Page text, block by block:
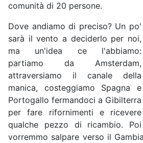
comunità di 20 persone.
Dove andiamo di preciso? Un po'
sarà il vento a deciderlo per noi,
ma un'idea ce l'abbiamo:
partiamo da Amsterdam,
attraversiamo il canale della
manica, costeggiamo Spagna e
Portogallo fermandoci a Gibilterra
per fare rifornimenti e ricevere
qualche pezzo di ricambio. Poi
vorremmo salpare verso il